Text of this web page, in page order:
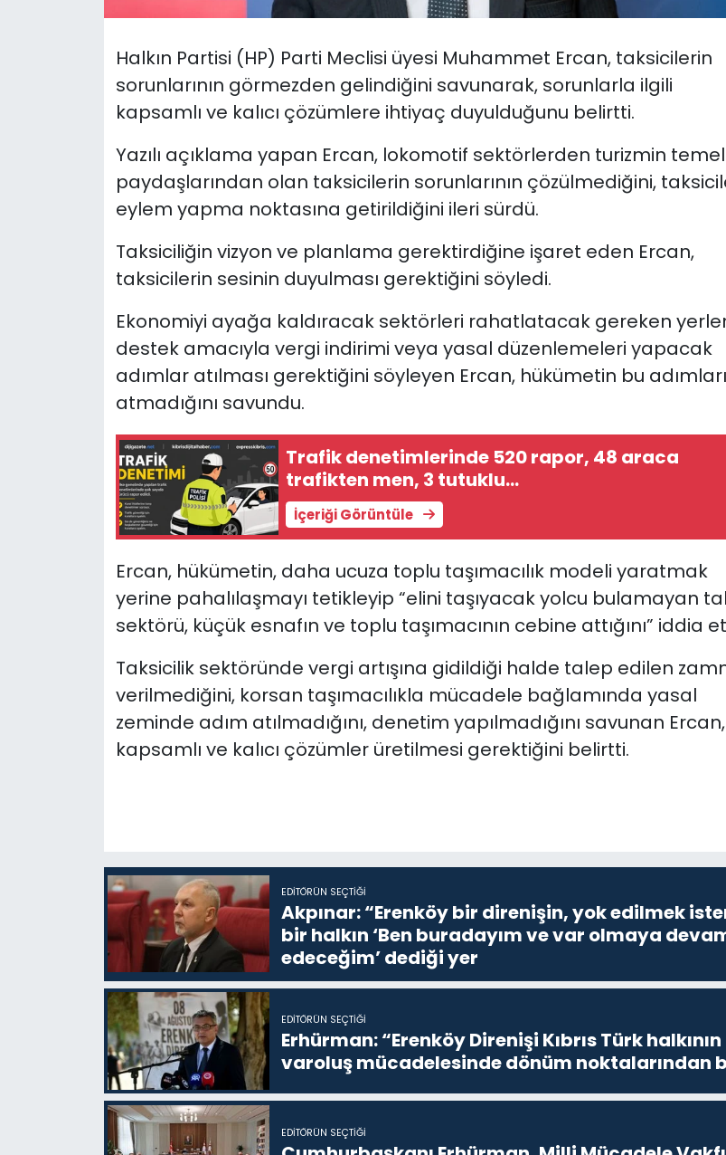
Halkın Partisi (HP) Parti Meclisi üyesi Muhammet Ercan, taksicilerin
sorunlarının görmezden gelindiğini savunarak, sorunlarla ilgili
kapsamlı ve kalıcı çözümlere ihtiyaç duyulduğunu belirtti.
Yazılı açıklama yapan Ercan, lokomotif sektörlerden turizmin temel
paydaşlarından olan taksicilerin sorunlarının çözülmediğini,
eylem yapma noktasına getirildiğini ileri sürdü.
Taksiciliğin vizyon ve planlama gerektirdiğine işaret eden Ercan,
taksicilerin sesinin duyulması gerektiğini söyledi.
Ekonomiyi ayağa kaldıracak sektörleri rahatlatacak gereken
destek amacıyla vergi indirimi veya yasal düzenlemeleri yapacak
adımlar atılması gerektiğini söyleyen Ercan, hükümetin bu adımları
atmadığını savundu.
Trafik denetimlerinde 520 rapor, 48 araca
trafikten men, 3 tutuklu…
İçeriği Görüntüle
Ercan, hükümetin, daha ucuza toplu taşımacılık modeli yaratmak
yerine pahalılaşmayı tetikleyip “elini taşıyacak yolcu bulamayan
sektörü, küçük esnafın ve toplu taşımacının cebine attığını” iddia
Taksicilik sektöründe vergi artışına gidildiği halde talep edilen
verilmediğini, korsan taşımacılıkla mücadele bağlamında yasal
zeminde adım atılmadığını, denetim yapılmadığını savunan Ercan,
kapsamlı ve kalıcı çözümler üretilmesi gerektiğini belirtti.
EDITÖRÜN SEÇTIĞI
Akpınar: “Erenköy bir direnişin, yok edilmek
bir halkın ‘Ben buradayım ve var olmaya
edeceğim’ dediği yer
EDITÖRÜN SEÇTIĞI
Erhürman: “Erenköy Direnişi Kıbrıs Türk halkının
varoluş mücadelesinde dönüm noktalarından
EDITÖRÜN SEÇTIĞI
Video Galeri
Yazarlar